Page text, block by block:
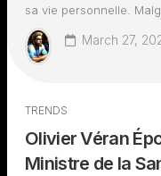
sa vie personnelle.
March 27,
TRENDS
Olivier Véran
Ministre de la